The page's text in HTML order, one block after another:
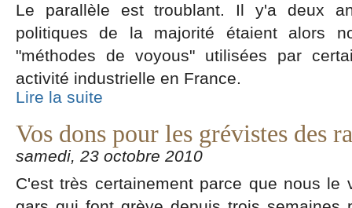
Le parallèle est troublant. Il y'a deux
politiques de la majorité étaient alors
"méthodes de voyous" utilisées par
activité industrielle en France.
Lire la suite
Vos dons pour les grévistes des
samedi, 23 octobre 2010
C'est très certainement parce que nous